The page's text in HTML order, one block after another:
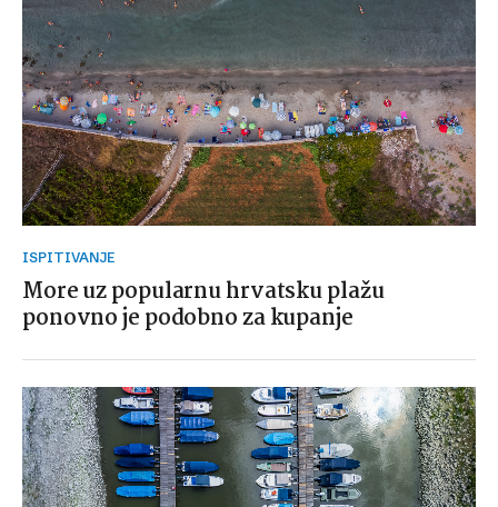
ISPITIVANJE
More uz popularnu hrvatsku plažu
ponovno je podobno za kupanje